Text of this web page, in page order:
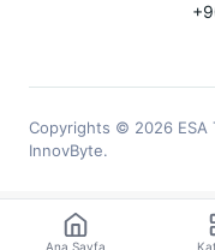
Copyrights © 2026 ESA
InnovByte.
Ana Sayfa